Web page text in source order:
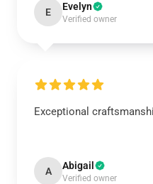
E Evelyn
Verified owner
Exceptional
A Abigail
Verified owner